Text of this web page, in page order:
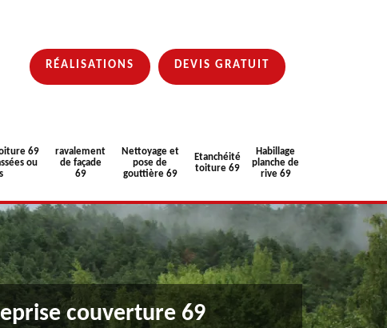
RÉALISATIONS DEVIS GRATUIT
69
ou
ravalement
de façade
69
Nettoyage et
pose de
gouttière 69
Etanchéité
toiture 69
Habillage
planche de
rive 69
couverture 69